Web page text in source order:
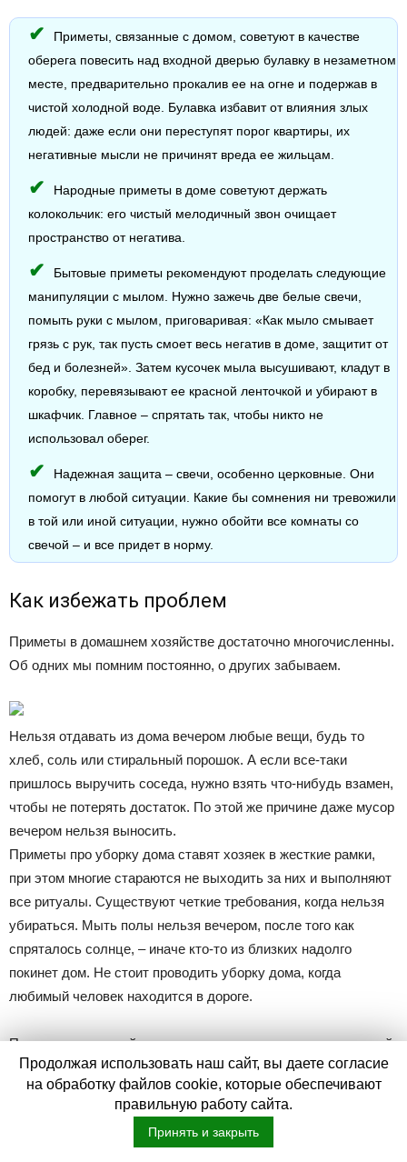
Приметы, связанные с домом, советуют в качестве
оберега повесить над входной дверью булавку в незаметном
месте, предварительно прокалив ее на огне и подержав в
чистой холодной воде. Булавка избавит от влияния злых
людей: даже если они переступят порог квартиры, их
негативные мысли не причинят вреда ее жильцам.
Народные приметы в доме советуют держать
колокольчик: его чистый мелодичный звон очищает
пространство от негатива.
Бытовые приметы рекомендуют проделать следующие
манипуляции с мылом. Нужно зажечь две белые свечи,
помыть руки с мылом, приговаривая: «Как мыло смывает
грязь с рук, так пусть смоет весь негатив в доме, защитит от
бед и болезней». Затем кусочек мыла высушивают, кладут в
коробку, перевязывают ее красной ленточкой и убирают в
шкафчик. Главное – спрятать так, чтобы никто не
использовал оберег.
Надежная защита – свечи, особенно церковные. Они
помогут в любой ситуации. Какие бы сомнения ни тревожили
в той или иной ситуации, нужно обойти все комнаты со
свечой – и все придет в норму.
Как избежать проблем
Приметы в домашнем хозяйстве достаточно многочисленны.
Об одних мы помним постоянно, о других забываем.
Нельзя отдавать из дома вечером любые вещи, будь то
хлеб, соль или стиральный порошок. А если все-таки
пришлось выручить соседа, нужно взять что-нибудь взамен,
чтобы не потерять достаток. По этой же причине даже мусор
вечером нельзя выносить.
Приметы про уборку дома ставят хозяек в жесткие рамки,
при этом многие стараются не выходить за них и выполняют
все ритуалы. Существуют четкие требования, когда нельзя
убираться. Мыть полы нельзя вечером, после того как
спряталось солнце, – иначе кто-то из близких надолго
покинет дом. Не стоит проводить уборку дома, когда
любимый человек находится в дороге.
Приметы на каждый день предостерегают от одновременной
уборки и приготовления пищи – иначе можно остаться без
средств к существованию. То же самое случится, если
стирать пыль и крошки рукой.
Продолжая использовать наш сайт, вы даете согласие
на обработку файлов cookie, которые обеспечивают
правильную работу сайта.
Принять и закрыть